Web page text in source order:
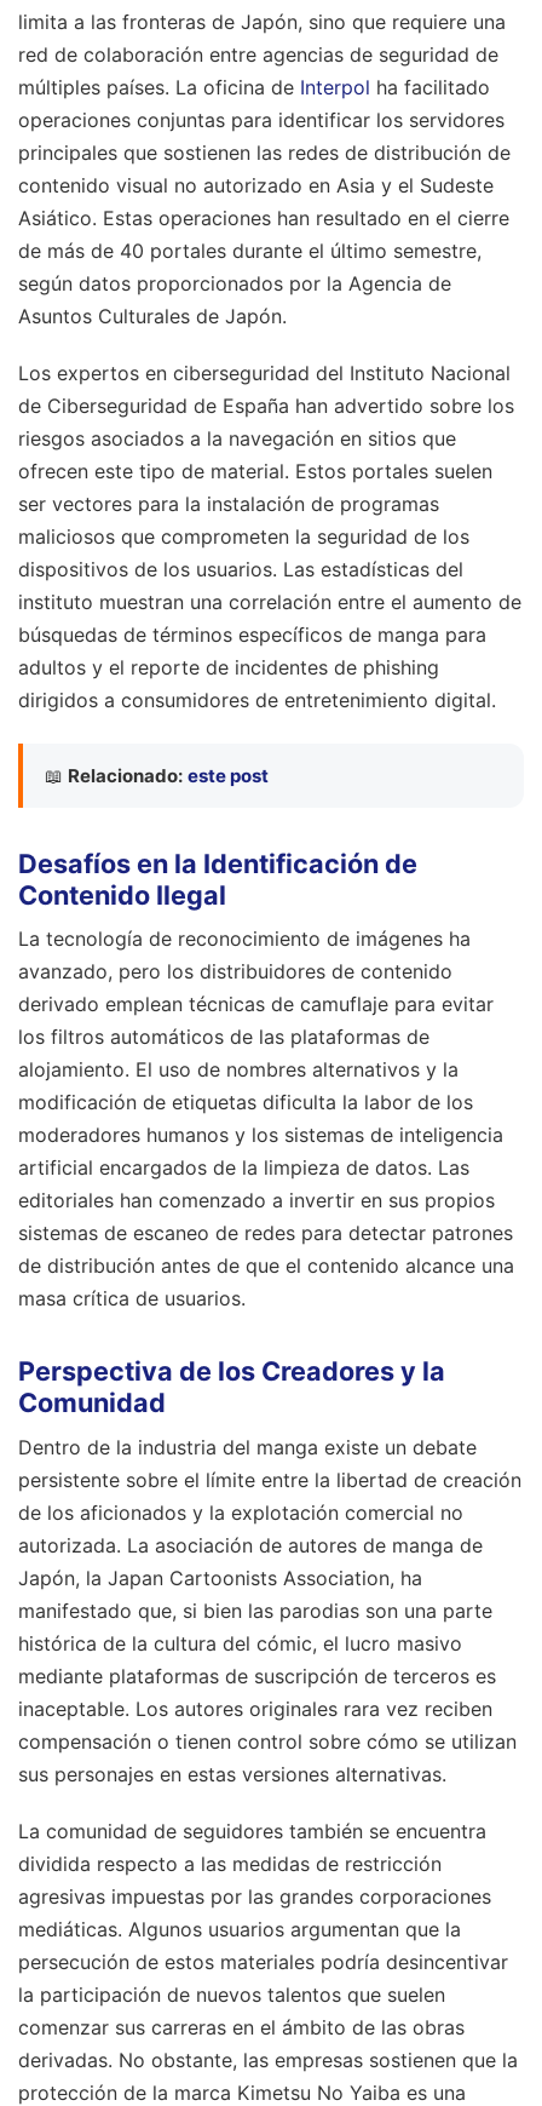
limita a las fronteras de Japón, sino que requiere una
red de colaboración entre agencias de seguridad de
múltiples países. La oficina de Interpol ha facilitado
operaciones conjuntas para identificar los servidores
principales que sostienen las redes de distribución de
contenido visual no autorizado en Asia y el Sudeste
Asiático. Estas operaciones han resultado en el cierre
de más de 40 portales durante el último semestre,
según datos proporcionados por la Agencia de
Asuntos Culturales de Japón.
Los expertos en ciberseguridad del Instituto Nacional
de Ciberseguridad de España han advertido sobre los
riesgos asociados a la navegación en sitios que
ofrecen este tipo de material. Estos portales suelen
ser vectores para la instalación de programas
maliciosos que comprometen la seguridad de los
dispositivos de los usuarios. Las estadísticas del
instituto muestran una correlación entre el aumento de
búsquedas de términos específicos de manga para
adultos y el reporte de incidentes de phishing
dirigidos a consumidores de entretenimiento digital.
📖 Relacionado: este post
Desafíos en la Identificación de
Contenido Ilegal
La tecnología de reconocimiento de imágenes ha
avanzado, pero los distribuidores de contenido
derivado emplean técnicas de camuflaje para evitar
los filtros automáticos de las plataformas de
alojamiento. El uso de nombres alternativos y la
modificación de etiquetas dificulta la labor de los
moderadores humanos y los sistemas de inteligencia
artificial encargados de la limpieza de datos. Las
editoriales han comenzado a invertir en sus propios
sistemas de escaneo de redes para detectar patrones
de distribución antes de que el contenido alcance una
masa crítica de usuarios.
Perspectiva de los Creadores y la
Comunidad
Dentro de la industria del manga existe un debate
persistente sobre el límite entre la libertad de creación
de los aficionados y la explotación comercial no
autorizada. La asociación de autores de manga de
Japón, la Japan Cartoonists Association, ha
manifestado que, si bien las parodias son una parte
histórica de la cultura del cómic, el lucro masivo
mediante plataformas de suscripción de terceros es
inaceptable. Los autores originales rara vez reciben
compensación o tienen control sobre cómo se utilizan
sus personajes en estas versiones alternativas.
La comunidad de seguidores también se encuentra
dividida respecto a las medidas de restricción
agresivas impuestas por las grandes corporaciones
mediáticas. Algunos usuarios argumentan que la
persecución de estos materiales podría desincentivar
la participación de nuevos talentos que suelen
comenzar sus carreras en el ámbito de las obras
derivadas. No obstante, las empresas sostienen que la
protección de la marca Kimetsu No Yaiba es una